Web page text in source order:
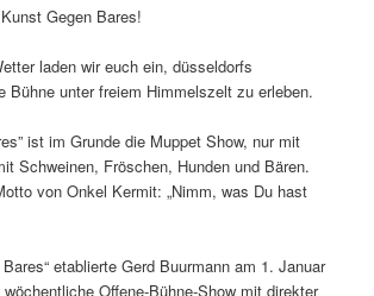
Gegen Bares!
laden wir euch ein, düsseldorfs
Bühne unter freiem Himmelszelt zu erleben.
ist im Grunde die Muppet Show, nur mit
Schweinen, Fröschen, Hunden und Bären.
von Onkel Kermit: „Nimm, was Du hast
etablierte Gerd Buurmann am 1. Januar
Offene-Bühne-Show mit direkter